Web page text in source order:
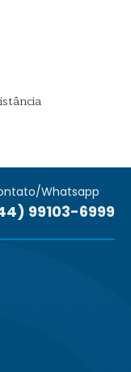
Whatsapp
99103-6999